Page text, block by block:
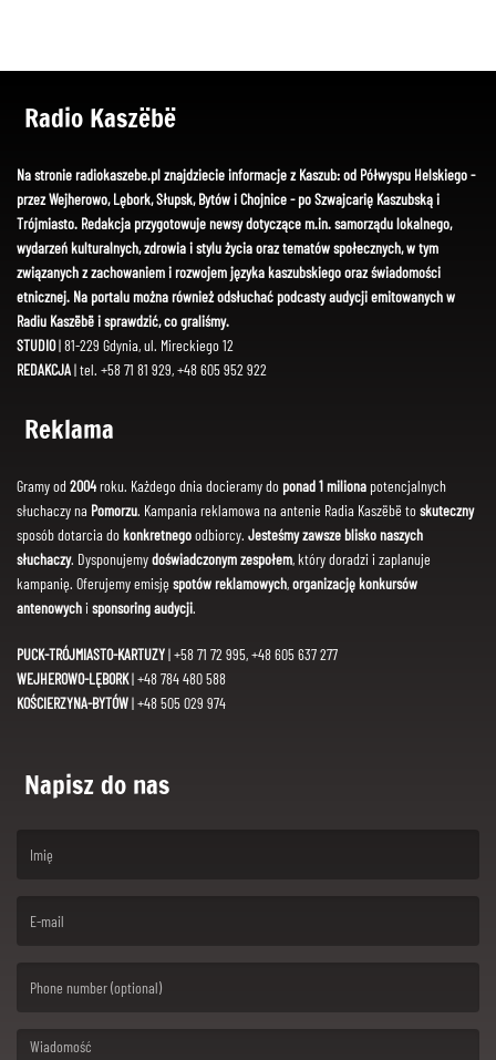
Radio Kaszëbë
Na stronie radiokaszebe.pl znajdziecie informacje z Kaszub: od Półwyspu Helskiego -
przez Wejherowo, Lębork, Słupsk, Bytów i Chojnice - po Szwajcarię Kaszubską i
Trójmiasto. Redakcja przygotowuje newsy dotyczące m.in. samorządu lokalnego,
wydarzeń kulturalnych, zdrowia i stylu życia oraz tematów społecznych, w tym
związanych z zachowaniem i rozwojem języka kaszubskiego oraz świadomości
etnicznej. Na portalu można również odsłuchać podcasty audycji emitowanych w
Radiu Kaszëbë i sprawdzić, co graliśmy.
STUDIO| 81-229 Gdynia, ul. Mireckiego 12
REDAKCJA| tel. +58 71 81 929, +48 605 952 922
Reklama
Gramy od 2004roku. Każdego dnia docieramy do ponad 1 miliona potencjalnych
słuchaczy na Pomorzu. Kampania reklamowa na antenie Radia Kaszëbë toskuteczny
sposób dotarcia dokonkretnegoodbiorcy. Jesteśmy zawsze blisko naszych
słuchaczy. Dysponujemydoświadczonym zespołem, który doradzi i zaplanuje
kampanię. Oferujemy emisję spotów reklamowych,organizację konkursów
antenowychi sponsoring audycji.
PUCK-TRÓJMIASTO-KARTUZY| +58 71 72 995, +48 605 637 277
WEJHEROWO-LĘBORK| +48 784 480 588
KOŚCIERZYNA-BYTÓW| +48 505 029 974
Napisz do nas